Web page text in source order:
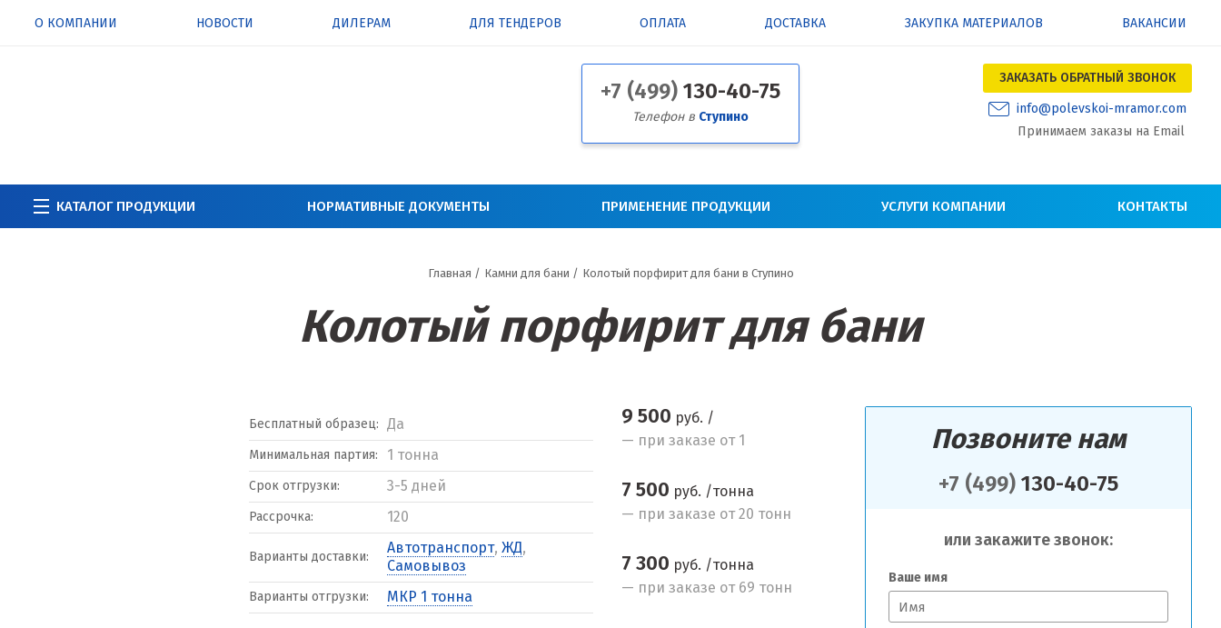
О КОМПАНИИ НОВОСТИ ДИЛЕРАМ ДЛЯ ТЕНДЕРОВ ОПЛАТА ДОСТАВКА ЗАКУПКА МАТЕРИАЛОВ ВАКАНСИИ
+7 (499) 130-40-75
Телефон в Ступино
ЗАКАЗАТЬ ОБРАТНЫЙ ЗВОНОК
info@polevskoi-mramor.com
Принимаем заказы на Email
КАТАЛОГ ПРОДУКЦИИ НОРМАТИВНЫЕ ДОКУМЕНТЫ ПРИМЕНЕНИЕ ПРОДУКЦИИ УСЛУГИ КОМПАНИИ КОНТАКТЫ
Главная / Камни для бани / Колотый порфирит для бани в Ступино
Колотый порфирит для бани
Позвоните нам
+7 (499) 130-40-75
или закажите звонок:
Ваше имя
Бесплатный образец: Да
Минимальная партия: 1 тонна
Срок отгрузки: 3-5 дней
Рассрочка: 120
Варианты доставки:
Автотранспорт, ЖД,
Самовывоз
Варианты отгрузки: МКР 1 тонна
9 500 руб. /
— при заказе от 1
7 500 руб. /тонна
— при заказе от 20 тонн
7 300 руб. /тонна
— при заказе от 69 тонн